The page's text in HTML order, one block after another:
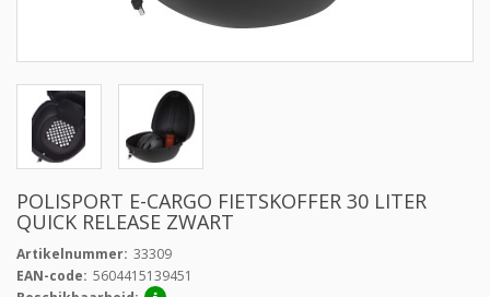
POLISPORT E-CARGO FIETSKOFFER 30 LITER
QUICK RELEASE ZWART
Artikelnummer: 33309
EAN-code: 5604415139451